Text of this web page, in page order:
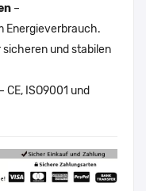
–
Energieverbrauch.
und stabilen
– CE, ISO9001 und